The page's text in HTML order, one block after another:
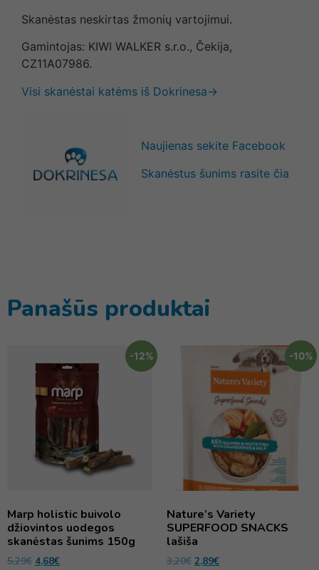
Skanėstas neskirtas žmonių vartojimui.
Gamintojas: KIWI WALKER s.r.o., Čekija,
CZ11A07986.
Visi skanėstai katėms iš Dokrinesa→
Naujienas sekite Facebook
Skanėstus šunims rasite čia
Panašūs produktai
-12%
Marp holistic buivolo
džiovintos uodegos
skanėstas šunims 150g
5,29€ 4,68€
-10%
Nature’s Variety
SUPERFOOD SNACKS
lašiša
3,20€ 2,89€